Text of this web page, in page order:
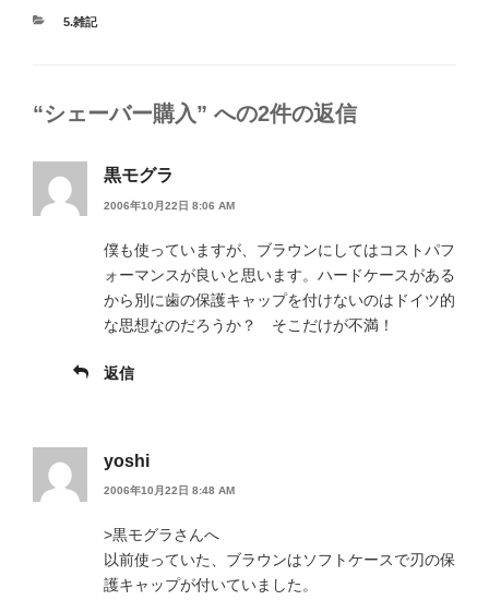
カ
5.雑記
“シェーバー購入” への2件の返信
黒モグラ
2006年10月22日 8:06 AM
僕も使っていますが、ブラウンにしてはコストパフ
ォーマンスが良いと思います。ハードケースがある
から別に歯の保護キャップを付けないのはドイツ的
な思想なのだろうか？ そこだけが不満！
返信
yoshi
2006年10月22日 8:48 AM
>黒モグラさんへ
以前使っていた、ブラウンはソフトケースで刃の保
護キャップが付いていました。